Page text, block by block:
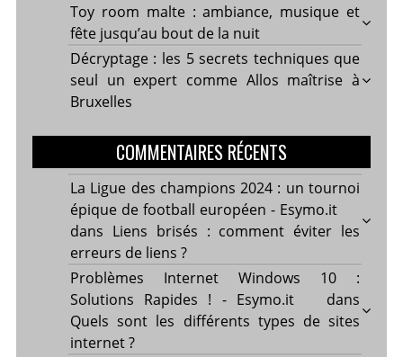
Toy room malte : ambiance, musique et
fête jusqu’au bout de la nuit
Décryptage : les 5 secrets techniques que
seul un expert comme Allos maîtrise à
Bruxelles
COMMENTAIRES RÉCENTS
La Ligue des champions 2024 : un tournoi
épique de football européen - Esymo.it
dans Liens brisés : comment éviter les
erreurs de liens ?
Problèmes Internet Windows 10 :
Solutions Rapides ! - Esymo.it
dans
Quels sont les différents types de sites
internet ?